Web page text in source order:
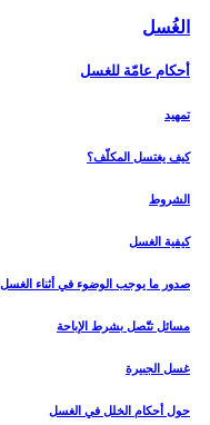
الغُسل‏
أحكام عامّة للغسل
تمهيد
كيف يغتسل المكلّف؟
الشروط
كيفية الغسل
صدور ما يوجب الوضوء في أثناء الغسل
مسائل تتّصل بشرط الإباحة
غسل الجبيرة
حول أحكام الخلل في الغسل